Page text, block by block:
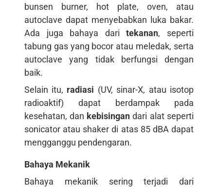
bunsen burner, hot plate, oven, atau
autoclave dapat menyebabkan luka bakar.
Ada juga bahaya dari tekanan, seperti
tabung gas yang bocor atau meledak, serta
autoclave yang tidak berfungsi dengan
baik.
Selain itu, radiasi (UV, sinar-X, atau isotop
radioaktif) dapat berdampak pada
kesehatan, dan kebisingan dari alat seperti
sonicator atau shaker di atas 85 dBA dapat
mengganggu pendengaran.
Bahaya Mekanik
Bahaya mekanik sering terjadi dari